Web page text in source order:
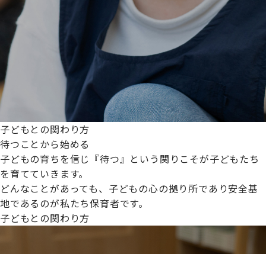
子どもとの関わり方
待つことから始める
子どもの育ちを信じ『待つ』という関りこそが子どもたち
を育てていきます。
どんなことがあっても、子どもの心の拠り所であり安全基
地であるのが私たち保育者です。
子どもとの関わり方